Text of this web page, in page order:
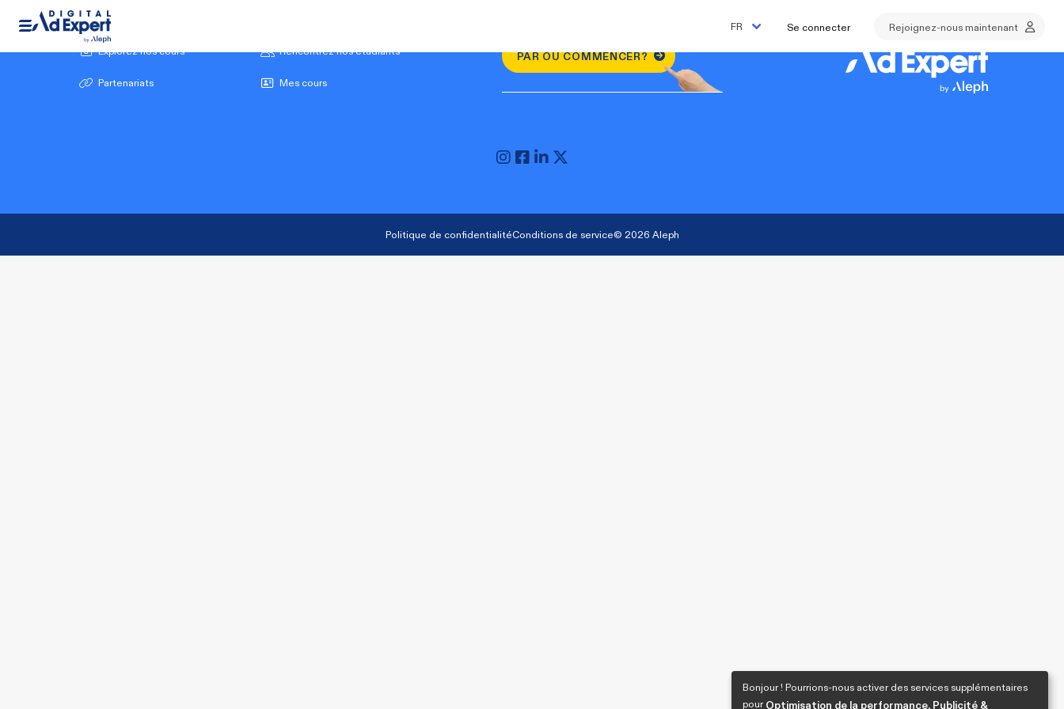
Se connecter
Rejoignez-nous maintenant
Explorez nos cours
Rencontrez nos étudiants
Partenariats Mes cours
PAR OÙ COMMENCER?
Politique de confidentialitéConditions de service© 2026 Aleph
Bonjour ! Pourrions-nous activer des services supplémentaires
pourOptimisation de la performance, Publicité &